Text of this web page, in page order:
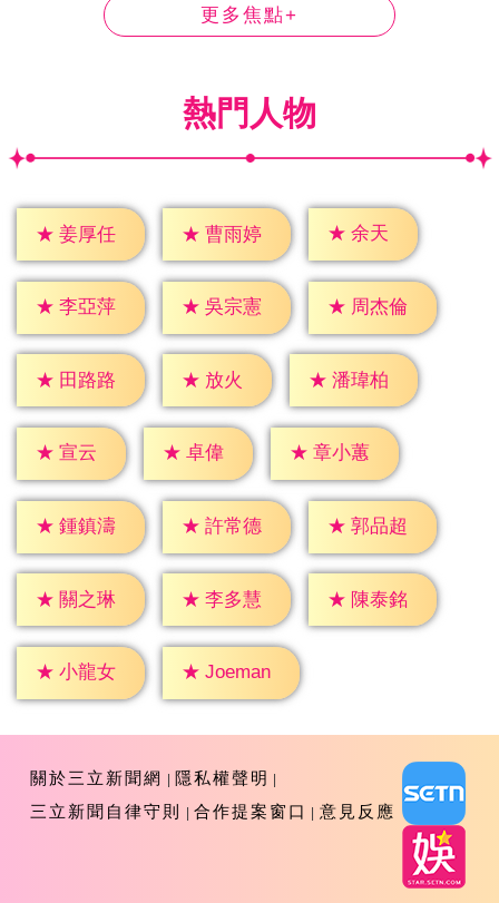
更多焦點+
熱門人物
★ 姜厚任 ★ 曹雨婷 ★ 余天
★ 李亞萍 ★ 吳宗憲 ★ 周杰倫
★ 田路路 ★ 放火 ★ 潘瑋柏
★ 宣云 ★ 卓偉 ★ 章小蕙
★ 鍾鎮濤 ★ 許常德 ★ 郭品超
★ 關之琳 ★ 李多慧 ★ 陳泰銘
★ 小龍女 ★ Joeman
關於三立新聞網
隱私權聲明
三立新聞自律守則
合作提案窗口 意見反應